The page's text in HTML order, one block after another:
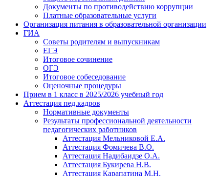
Документы по противодействию коррупции
Платные образовательные услуги
Организация питания в образовательной организации
ГИА
Советы родителям и выпускникам
ЕГЭ
Итоговое сочинение
ОГЭ
Итоговое собеседование
Оценочные процедуры
Прием в 1 класс в 2025/2026 учебный год
Аттестация пед.кадров
Нормативные документы
Результаты профессиональной деятельности
педагогических работников
Аттестация Мельниковой Е.А.
Аттестация Фомичева В.О.
Аттестация Надибаидзе О.А.
Аттестация Букирева Н.В.
Аттестация Карапатина М.Н.